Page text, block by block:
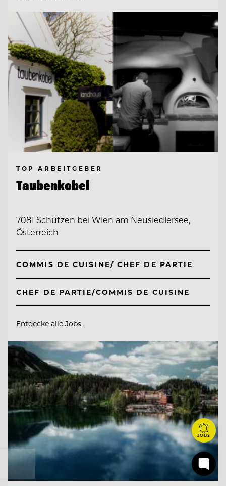
TOP ARBEITGEBER
Taubenkobel
7081 Schützen bei Wien am Neusiedlersee,
Österreich
COMMIS DE CUISINE/ CHEF DE PARTIE
CHEF DE PARTIE/COMMIS DE CUISINE
Entdecke alle Jobs
JOBS